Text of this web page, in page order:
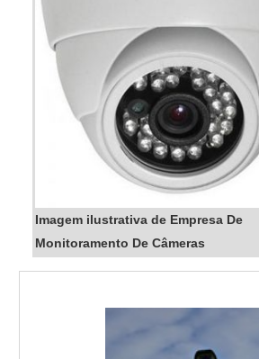
Imagem ilustrativa de Empresa De
Monitoramento De Câmeras